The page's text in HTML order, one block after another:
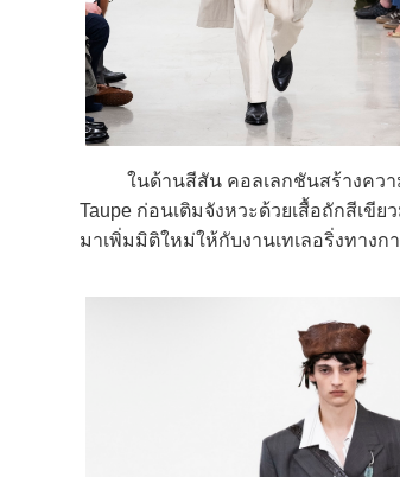
ในด้านสีสัน คอลเลกชันสร้างความส
Taupe ก่อนเติมจังหวะด้วยเสื้อถักสีเขี
มาเพิ่มมิติใหม่ให้กับงานเทเลอริ่งทาง